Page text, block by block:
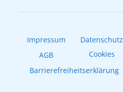
AIDAradio
Impressum
Datenschutz
AGB
Cookies
Barrierefreiheitserklärung